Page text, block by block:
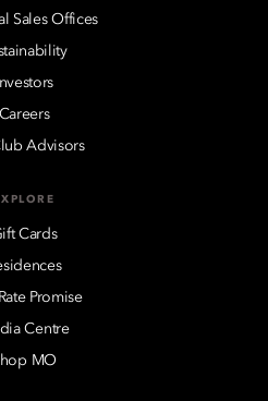
Sales Offices
Investors
Careers
Advisors
Cards
Promise
Centre
MO